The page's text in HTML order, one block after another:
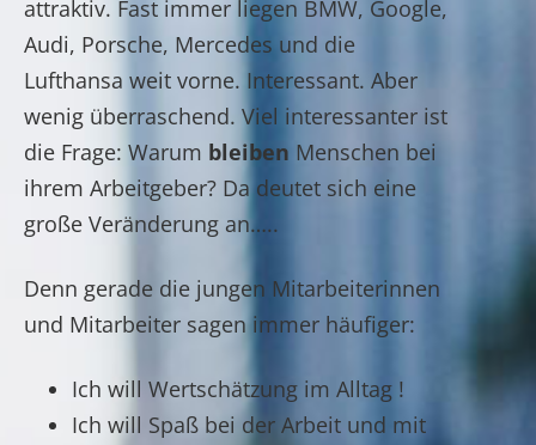
attraktiv. Fast immer liegen BMW, Google,
Audi, Porsche, Mercedes und die
Lufthansa weit vorne. Interessant. Aber
wenig überraschend. Viel interessanter ist
die Frage: Warum bleiben Menschen bei
ihrem Arbeitgeber? Da deutet sich eine
große Veränderung an…..
Denn gerade die jungen Mitarbeiterinnen
und Mitarbeiter sagen immer häufiger:
Ich will Wertschätzung im Alltag !
Ich will Spaß bei der Arbeit und mit